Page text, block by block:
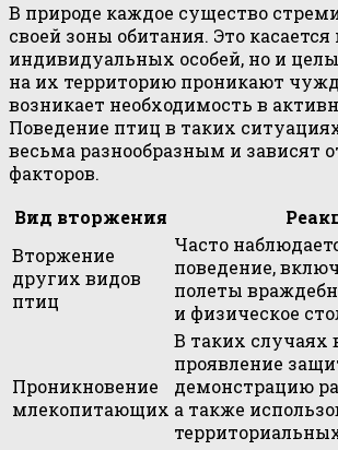
В природе каждое существо
своей зоны обитания. Это касается
индивидуальных особей, но и
на их территорию проникают
возникает необходимость в
Поведение птиц в таких
весьма разнообразным и зависят
факторов.
Вид вторжения
Вторжение
других видов
птиц
Часто
поведение,
полеты
и физическое
Проникновение
млекопитающих
В таких случаях
проявление
демонстрацию
а также